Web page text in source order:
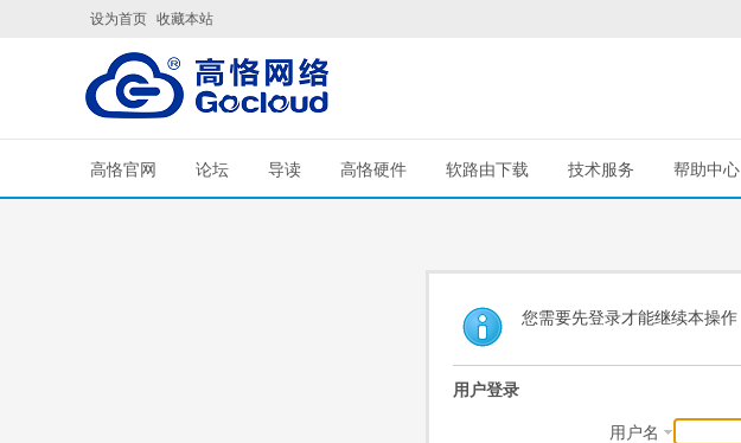
设为首页 收藏本站
高恪官网 论坛 导读 高恪硬件 软路由下载 技术服务 帮助中心
您需要先登录才能继续本操作
用户登录
用户名